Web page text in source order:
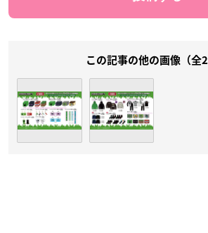
この記事の他の画像（全2